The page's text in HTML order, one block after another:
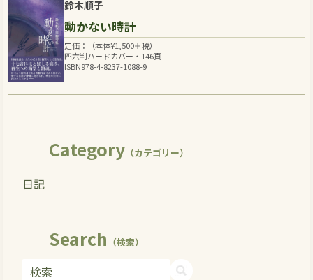
鈴木順子
動かない時計
定価：（本体¥1,500＋税）
四六判ハードカバー・146頁
ISBN978-4-8237-1088-9
Category（カテゴリー）
日記
Search （検索）